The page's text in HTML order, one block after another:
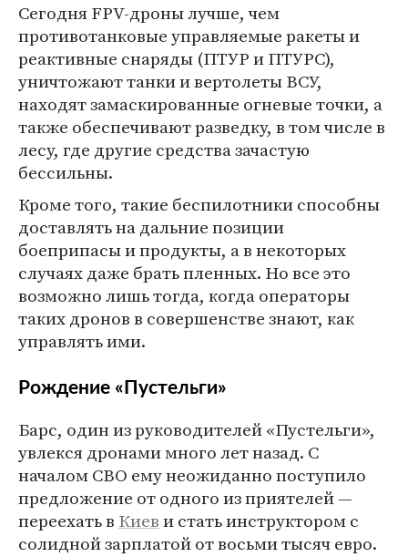
Сегодня FPV-дроны лучше, чем
противотанковые управляемые ракеты и
реактивные снаряды (ПТУР и ПТУРС),
уничтожают танки и вертолеты ВСУ,
находят замаскированные огневые точки, а
также обеспечивают разведку, в том числе в
лесу, где другие средства зачастую
бессильны.
Кроме того, такие беспилотники способны
доставлять на дальние позиции
боеприпасы и продукты, а в некоторых
случаях даже брать пленных. Но все это
возможно лишь тогда, когда операторы
таких дронов в совершенстве знают, как
управлять ими.
Рождение «Пустельги»
Барс, один из руководителей «Пустельги»,
увлекся дронами много лет назад. С
началом СВО ему неожиданно поступило
предложение от одного из приятелей —
переехать в Киеви стать инструктором с
солидной зарплатой от восьми тысяч евро.